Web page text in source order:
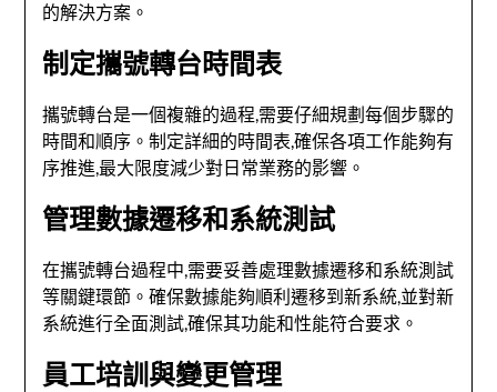
的解決方案。
制定攜號轉台時間表
攜號轉台是一個複雜的過程,需要仔細規劃每個步驟的
時間和順序。制定詳細的時間表,確保各項工作能夠有
序推進,最大限度減少對日常業務的影響。
管理數據遷移和系統測試
在攜號轉台過程中,需要妥善處理數據遷移和系統測試
等關鍵環節。確保數據能夠順利遷移到新系統,並對新
系統進行全面測試,確保其功能和性能符合要求。
員工培訓與變更管理